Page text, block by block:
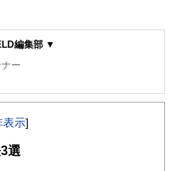
編集部 ▼
ー
金融、経済に関する記事を、日々
るようわかりやすく発信していま
表示]
選